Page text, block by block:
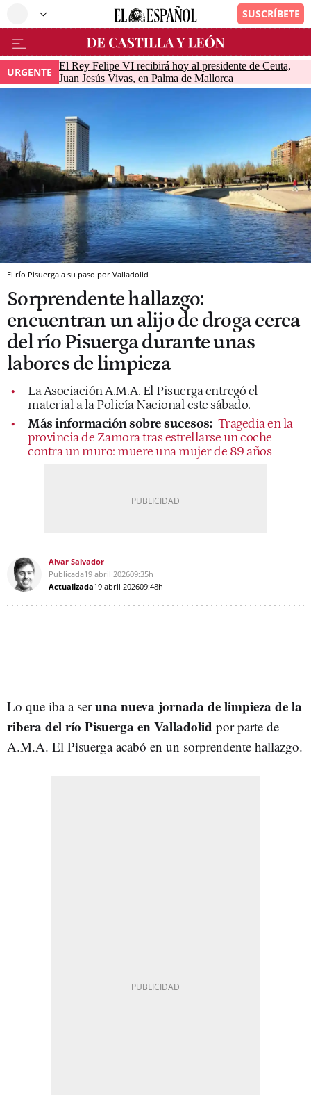
URGENTE
El Rey Felipe VI recibirá hoy al presidente de Ceuta,
Juan Jesús Vivas, en Palma de Mallorca
El río Pisuerga a su paso por Valladolid
Sorprendente hallazgo:
encuentran un alijo de droga cerca
del río Pisuerga durante unas
labores de limpieza
La Asociación A.M.A. El Pisuerga entregó el
material a la Policía Nacional este sábado.
Más información sobre sucesos: Tragedia en la
provincia de Zamora tras estrellarse un coche
contra un muro: muere una mujer de 89 años
Alvar Salvador
Publicada19 abril 202609:35h
Actualizada19 abril 202609:48h
Lo que iba a seruna nueva jornada de limpieza de la
ribera del río Pisuerga en Valladolid por parte de
A.M.A. El Pisuerga acabó en un sorprendente hallazgo.